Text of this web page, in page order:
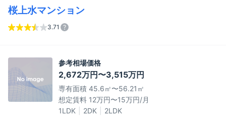
桜上水マンション
3.71
参考相場価格
2,672万円〜3,515万円
専有面積 45.6㎡〜56.21㎡
想定賃料 12万円〜15万円/月
1LDK
2DK 2LDK